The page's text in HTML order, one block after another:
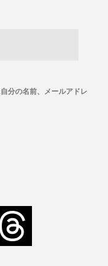
分の名前、メールアドレ